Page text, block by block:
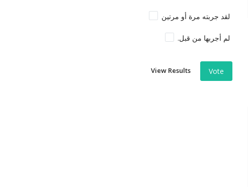
لقد جربته مرة أو مرتين
لم أجربها من قبل.
Vote
View Results